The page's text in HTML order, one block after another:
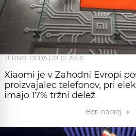
TEHNOLOGIJA 22. 01. 2020
Xiaomi je v Zahodni Evropi
proizvajalec telefonov, pri
imajo 17% tržni delež
Beri naprej